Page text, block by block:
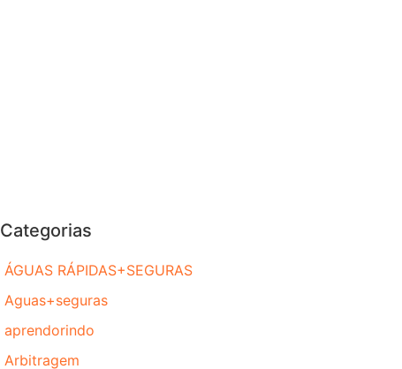
Categorias
ÁGUAS RÁPIDAS+SEGURAS
Aguas+seguras
aprendorindo
Arbitragem